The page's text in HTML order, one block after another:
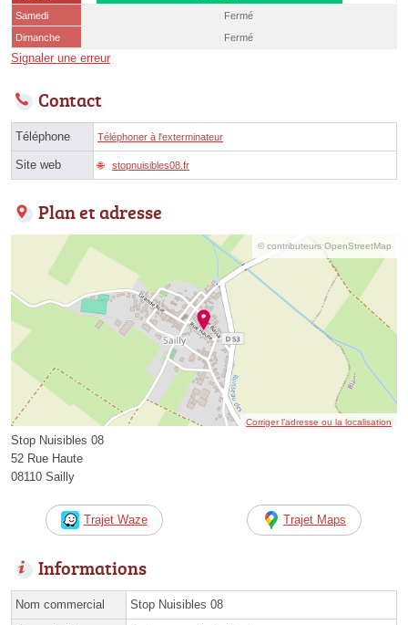
Samedi
Fermé
Dimanche
Fermé
Signaler une erreur
Contact
Téléphone Téléphoner à l'exterminateur
Site web stopnuisibles08.fr
Plan et adresse
© contributeurs OpenStreetMap
Corriger l’adresse ou la localisation
Stop Nuisibles 08
52 Rue Haute
08110 Sailly
Trajet Waze Trajet Maps
Informations
Nom commercial Stop Nuisibles 08